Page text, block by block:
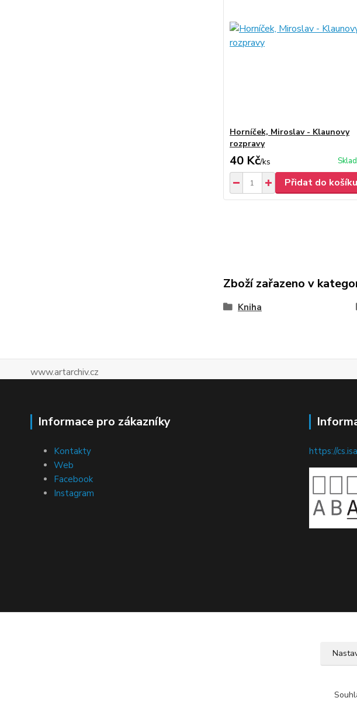
Horníček, Miroslav - Klaunovy
rozpravy
40 Kč/ks
Přidat do košíku
Zboží zařazeno v
Kniha
www.artarchiv.cz
Informace pro zákazníky
Kontakty
Web
Facebook
Instagram
https://